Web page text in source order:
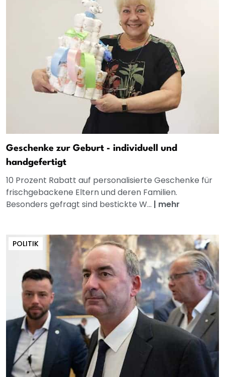
Geschenke zur Geburt - individuell und
handgefertigt
10 Prozent Rabatt auf personalisierte Geschenke für
frischgebackene Eltern und deren Familien.
Besonders gefragt sind bestickte W... | mehr
POLITIK